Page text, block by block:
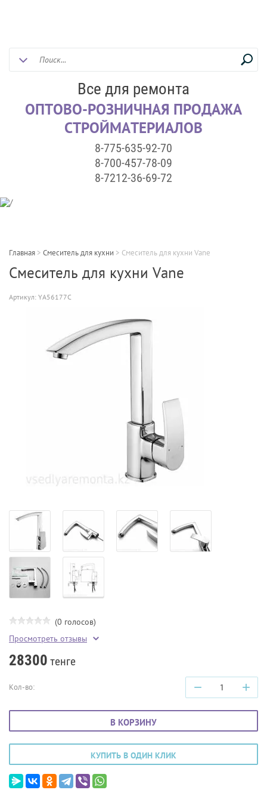
Все для ремонта
ОПТОВО-РОЗНИЧНАЯ ПРОДАЖА
СТРОЙМАТЕРИАЛОВ
8-775-635-92-70
8-700-457-78-09
8-7212-36-69-72
Главная > Смеситель для кухни > Смеситель для кухни Vane
Смеситель для кухни Vane
Артикул: YA56177C
(0 голосов)
Просмотреть отзывы
28300 тенге
Кол-во: − +
В КОРЗИНУ
КУПИТЬ В ОДИН КЛИК